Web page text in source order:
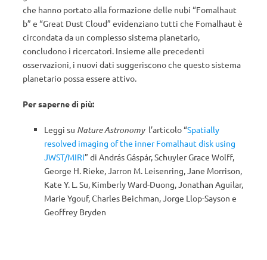
che hanno portato alla formazione delle nubi “Fomalhaut
b” e “Great Dust Cloud” evidenziano tutti che Fomalhaut è
circondata da un complesso sistema planetario,
concludono i ricercatori. Insieme alle precedenti
osservazioni, i nuovi dati suggeriscono che questo sistema
planetario possa essere attivo.
Per saperne di più:
Leggi su Nature Astronomyl’articolo “Spatially
resolved imaging of the inner Fomalhaut disk using
JWST/MIRI” di András Gáspár, Schuyler Grace Wolff,
George H. Rieke, Jarron M. Leisenring, Jane Morrison,
Kate Y. L. Su, Kimberly Ward-Duong, Jonathan Aguilar,
Marie Ygouf, Charles Beichman, Jorge Llop-Sayson e
Geoffrey Bryden